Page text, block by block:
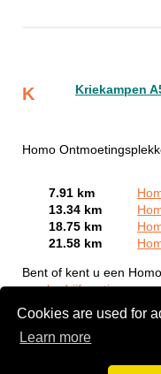
Cookies are used for
Learn more
K Kriekampen
Homo
7.91 km
13.34 km
18.75 km
21.58 km
Bent of kent u een
een bedrijf gratis aan